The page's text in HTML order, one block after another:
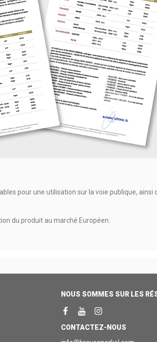
pour une utilisation sur la voie publique, ainsi
du produit au marché Européen.
NOUS SOMMES SUR LES
CONTACTEZ-NOUS